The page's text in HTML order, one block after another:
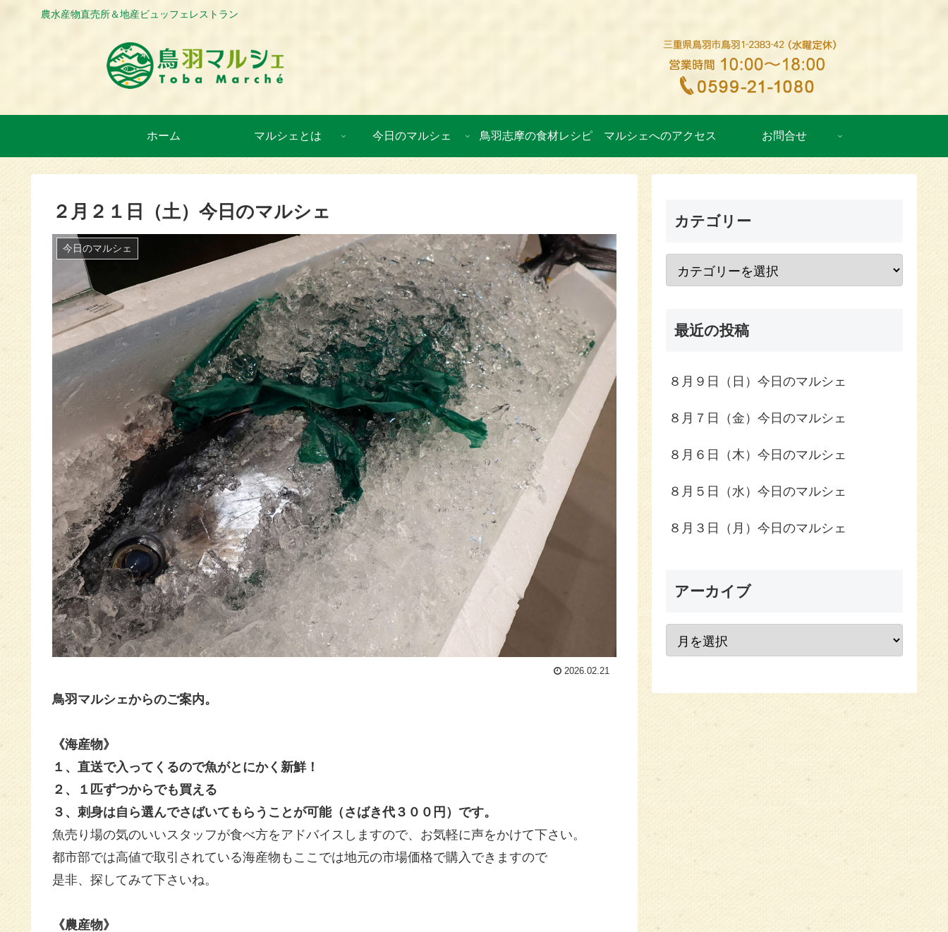
農水産物直売所＆地産ビュッフェレストラン
ホーム マルシェとは 今日のマルシェ 鳥羽志摩の食材レシピ マルシェへのアクセス お問合せ
２月２１日（土）今日のマルシェ
今日のマルシェ
2026.02.21
鳥羽マルシェからのご案内。
《海産物》
１、直送で入ってくるので魚がとにかく新鮮！
２、１匹ずつからでも買える
３、刺身は自ら選んでさばいてもらうことが可能（さばき代３００円）です。
魚売り場の気のいいスタッフが食べ方をアドバイスしますので、お気軽に声をかけて下さい。
都市部では高値で取引されている海産物もここでは地元の市場価格で購入できますので
是非、探してみて下さいね。
《農産物》
カテゴリー
最近の投稿
８月９日（日）今日のマルシェ
８月７日（金）今日のマルシェ
８月６日（木）今日のマルシェ
８月５日（水）今日のマルシェ
８月３日（月）今日のマルシェ
アーカイブ